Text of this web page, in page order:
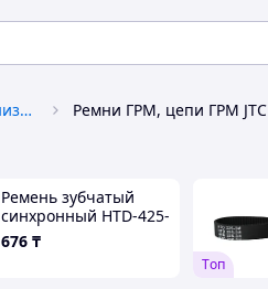
Газораспределительный механизм (ГРМ) Ремни ГРМ, цепи ГРМ JTC
Ремень зубчатый
синхронный HTD-425-
5М-15 RUSBELT
676 ₸
Tоп